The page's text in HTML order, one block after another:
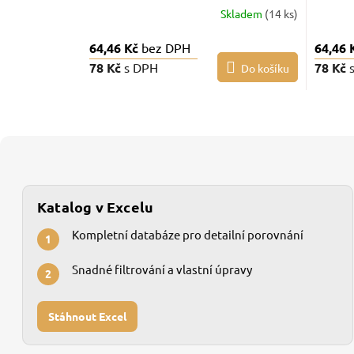
Skladem (14 ks)
64,46 Kč bez DPH
78 Kč s DPH Do košíku
64,46
78 Kč
Katalog v Excelu
1 Kompletní databáze pro detailní porovnání
2 Snadné filtrování a vlastní úpravy
Stáhnout Excel